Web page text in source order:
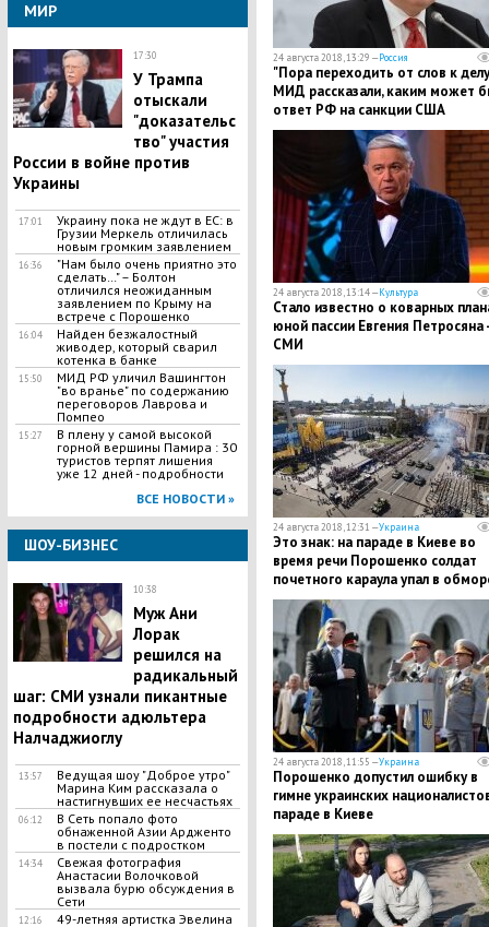
МИР
17:30
У Трампа
отыскали
"доказательс
тво" участия
России в войне против
Украины
17:01
Украину пока не ждут в ЕС: в
Грузии Меркель отличилась
новым громким заявлением
16:36
"Нам было очень приятно это
сделать…" – Болтон
отличился неожиданным
заявлением по Крыму на
встрече с Порошенко
16:04
​Найден безжалостный
живодер, который сварил
котенка в банке
15:50
МИД РФ уличил Вашингтон
"во вранье" по содержанию
переговоров Лаврова и
Помпео
15:27
В плену у самой высокой
горной вершины Памира : 30
туристов терпят лишения
уже 12 дней - подробности
ВСЕ НОВОСТИ »
ШОУ-БИЗНЕС
10:38
​Муж Ани
Лорак
решился на
радикальный
шаг: СМИ узнали пикантные
подробности адюльтера
Налчаджиоглу
13:57
Ведущая шоу "Доброе утро"
Марина Ким рассказала о
настигнувших ее несчастьях
06:12
В Сеть попало фото
обнаженной Азии Ардженто
в постели с подростком
14:34
Свежая фотография
Анастасии Волочковой
вызвала бурю обсуждения в
Сети
12:16
49-летняя артистка Эвелина
24 августа 2018, 13:29 —Россия
"Пора переходить от слов к
МИД рассказали, каким может
ответ РФ на санкции США
24 августа 2018, 13:14 —Культура
Стало известно о коварных
юной пассии Евгения Петросяна -
СМИ
24 августа 2018, 12:31 —Украина
​Это знак: на параде в Киеве во
время речи Порошенко солдат
почетного караула упал в
24 августа 2018, 11:55 —Украина
Порошенко допустил ошибку в
гимне украинских
параде в Киеве